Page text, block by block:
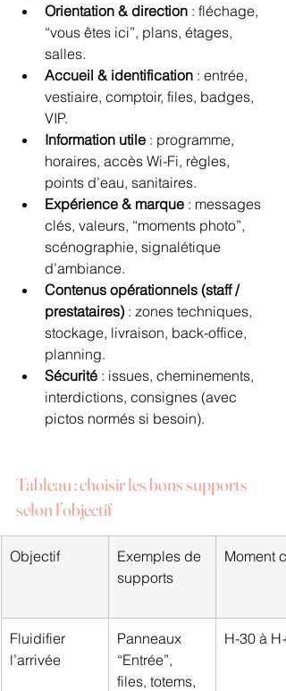
Orientation & direction : fléchage,
“vous êtes ici”, plans, étages,
salles.
Accueil & identification : entrée,
vestiaire, comptoir, files, badges,
VIP.
Information utile : programme,
horaires, accès Wi-Fi, règles,
points d’eau, sanitaires.
Expérience & marque : messages
clés, valeurs, “moments photo”,
scénographie, signalétique
d’ambiance.
Contenus opérationnels (staff /
prestataires) : zones techniques,
stockage, livraison, back-office,
planning.
Sécurité : issues, cheminements,
interdictions, consignes (avec
pictos normés si besoin).
Tableau : choisir les bons supports
selon l’objectif
Objectif
Exemples de
supports
Moment
Fluidifier
l’arrivée
Panneaux
“Entrée”,
files, totems,
H-30 à